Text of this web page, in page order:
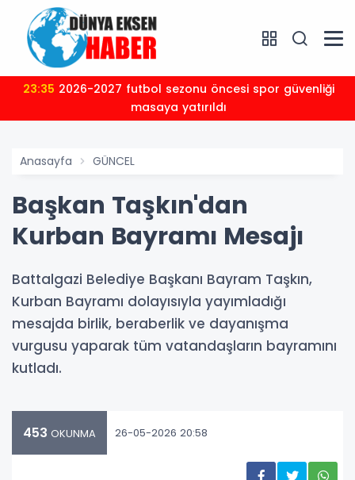
23:35
masaya yatırıldı
Anasayfa GÜNCEL
Başkan Taşkın'dan
Kurban Bayramı Mesajı
Battalgazi Belediye Başkanı Bayram Taşkın,
Kurban Bayramı dolayısıyla yayımladığı
mesajda birlik, beraberlik ve dayanışma
vurgusu yaparak tüm vatandaşların bayramını
kutladı.
453 OKUNMA 26-05-2026 20:58